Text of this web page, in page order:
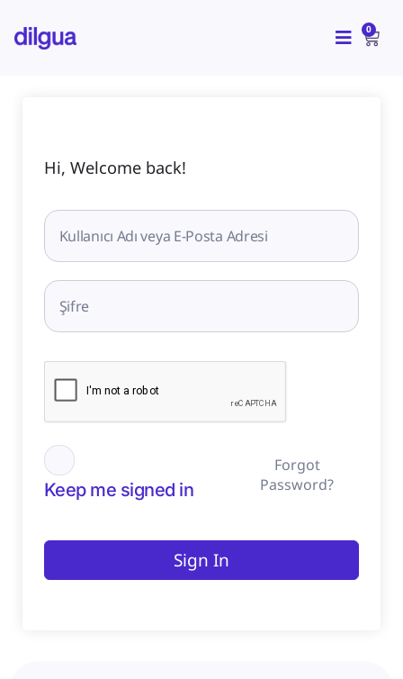
atla
0
Hi, Welcome back!
Keep me signed in
Forgot
Password?
Sign In